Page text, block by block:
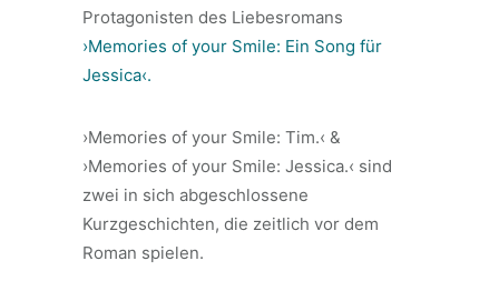
Protagonisten des Liebesromans
›Memories of your Smile: Ein Song für
Jessica‹.
›Memories of your Smile: Tim.‹ &
›Memories of your Smile: Jessica.‹ sind
zwei in sich abgeschlossene
Kurzgeschichten, die zeitlich vor dem
Roman spielen.